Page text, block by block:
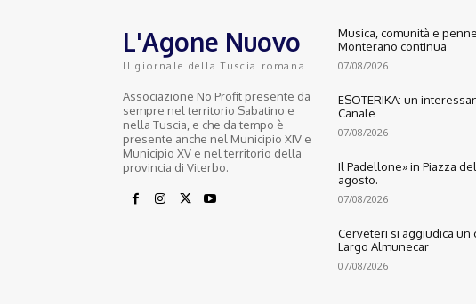
L'Agone Nuovo
Il giornale della Tuscia romana
Associazione No Profit presente da
sempre nel territorio Sabatino e
nella Tuscia, e che da tempo è
presente anche nel Municipio XIV e
Municipio XV e nel territorio della
provincia di Viterbo.
Musica, comunità e
Monterano continua
07/08/2026
ESOTERIKA: un
Canale
07/08/2026
Il Padellone» in Piazza
agosto.
07/08/2026
Cerveteri si aggiudica
Largo Almunecar
07/08/2026